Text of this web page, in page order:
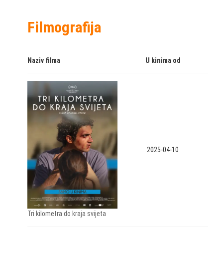
Filmografija
Naziv filma U kinima od
Tri kilometra do kraja svijeta
2025-04-10